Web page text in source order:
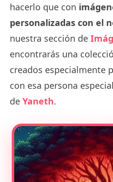
hacerlo que con
personalizadas con el
nuestra sección de
encontrarás una
creados especialmente
con esa persona
de Yaneth.